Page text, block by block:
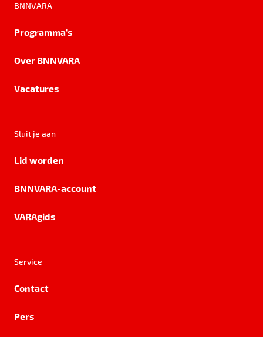
BNNVARA
Programma's
Over BNNVARA
Vacatures
Sluit je aan
Lid worden
BNNVARA-account
VARAgids
Service
Contact
Pers